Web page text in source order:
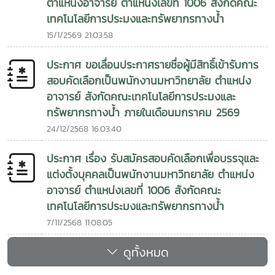
experience in raw material preparation and trimming,
ingredient formulation, product shaping, and hygienic
processing practices. These skills are expected to help
participants apply their knowledge in developing value-
added aquatic products in the future.Representatives
from Phrao Wittayakhom SchoolMr. Piriya
Wattanasirisereekul and Ms. Suphada Tonklor, also
supported and facilitated the activity. The training was
linked to the school’s Aryakaset Learning Program for
Classroom A (General Arts Program), which emphasizes
experiential learning, career skill development, and the
utilization of local resources to create added value.The
Faculty of Fisheries Technology and Aquatic Resources
and Phrao Wittayakhom School have maintained
continuous collaboration in fisheries education. Their
partnership began with initiatives promoting fish
farming and later expanded to the development of
learning centers for Nile tilapia and catfish culture
เทคโนโลยีการประมงและทรัพยากรทางน้ำ
15/1/2569 21:03:58
ประกาศ ขอเลื่อนประกาศรายชื่อผู้มีสิทธิ์เข้ารับการ
สอบคัดเลือกเป็นพนักงานมหาวิทยาลัย ตำแหน่ง
อาจารย์ สังกัดคณะเทคโนโลยีการประมงและ
ทรัพยากรทางน้ำ ภายในเดือนมกราคม 2569
24/12/2568 16:03:40
ประกาศ เรื่อง รับสมัครสอบคัดเลือกเพื่อบรรจุและ
แต่งตั้งบุคคลเป็นพนักงานมหาวิทยาลัย ตำแหน่ง
อาจารย์ ตำแหน่งเลขที่ 1006 สังกัดคณะ
เทคโนโลยีการประมงและทรัพยากรทางน้ำ
7/11/2568 11:08:05
ดูทั้งหมด